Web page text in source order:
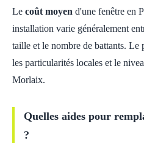
Le coût moyen d'une fenêtre en
installation varie généralement
taille et le nombre de battants. Le
les particularités locales et le
Morlaix.
Quelles aides pour
?